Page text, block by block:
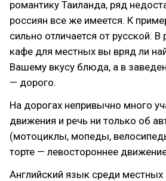
романтику Таиланда, ряд
россиян все же имеется. К
сильно отличается от русской. В
кафе для местных вы вряд ли
Вашему вкусу блюда, а в
— дорого.
На дорогах непривычно много
движения и речь ни только об
(мотоциклы, мопеды,
торте — левостороннее
Английский язык среди